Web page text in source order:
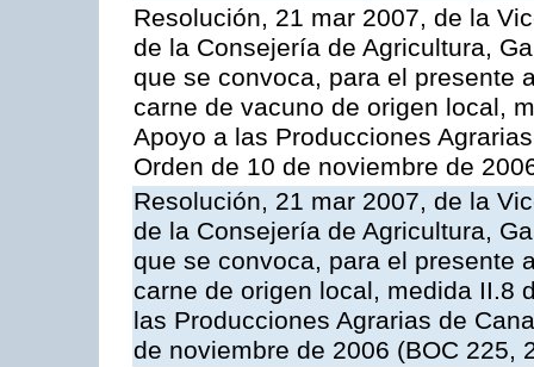
Resolución, 21 mar 2007, de la
de la Consejería de Agricultura,
que se convoca, para el presente
carne de vacuno de origen local,
Apoyo a las Producciones
Orden de 10 de noviembre de
Resolución, 21 mar 2007, de la
de la Consejería de Agricultura,
que se convoca, para el presente
carne de origen local, medida II.8
las Producciones Agrarias de
de noviembre de 2006 (BOC 225,